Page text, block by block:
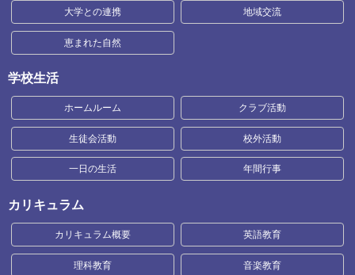
大学との連携 地域交流
恵まれた自然
学校生活
ホームルーム クラブ活動
生徒会活動 校外活動
一日の生活 年間行事
カリキュラム
カリキュラム概要 英語教育
理科教育 音楽教育